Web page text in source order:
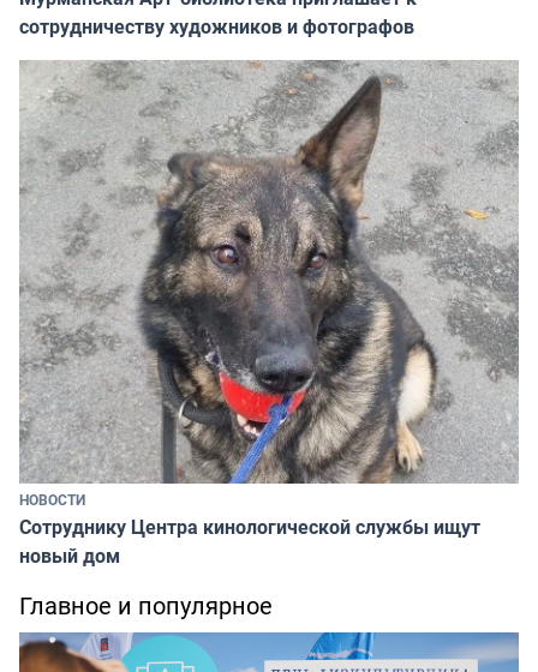
сотрудничеству художников и фотографов
НОВОСТИ
Сотруднику Центра кинологической службы ищут
новый дом
Главное и популярное